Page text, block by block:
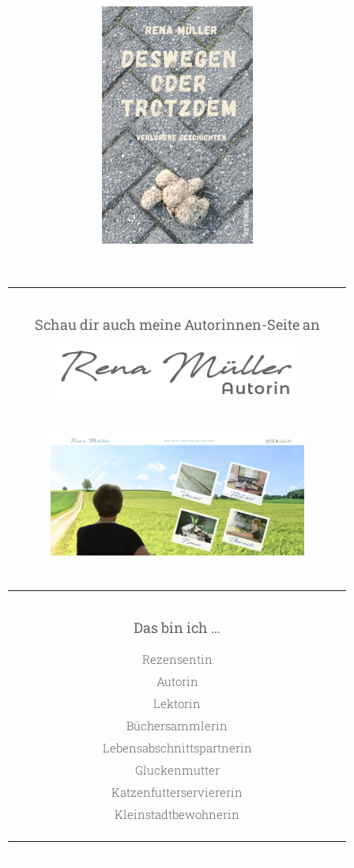
Schau dir auch meine Autorinnen-Seite an
Das bin ich …
Rezensentin
Autorin
Lektorin
Büchersammlerin
Lebensabschnittspartnerin
Gluckenmutter
Katzenfutterserviererin
Kleinstadtbewohnerin